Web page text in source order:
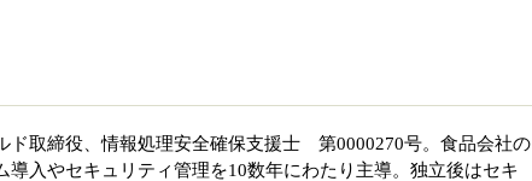
ド取締役、情報処理安全確保支援士 第0000270号。食品会社の
導入やセキュリティ管理を10数年にわたり主導。独立後はセキ